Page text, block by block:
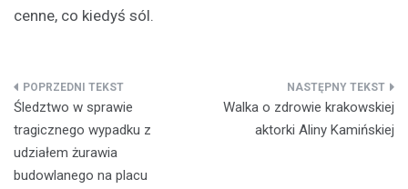
cenne, co kiedyś sól.
Nawigacja
wpisu
Śledztwo w sprawie
tragicznego wypadku z
udziałem żurawia
budowlanego na placu
Walka o zdrowie krakowskiej
aktorki Aliny Kamińskiej